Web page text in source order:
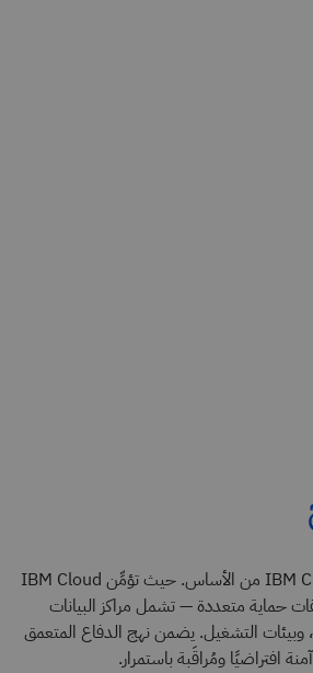
يبدأ الأمان على منصة IBM Cloud من الأساس. حيث تؤمِّن IBM Cloud
متعددة — تشمل مراكز البيانات
التشغيل. يضمن نهج الدفاع المتعمق
ومُراقَبة باستمرار.